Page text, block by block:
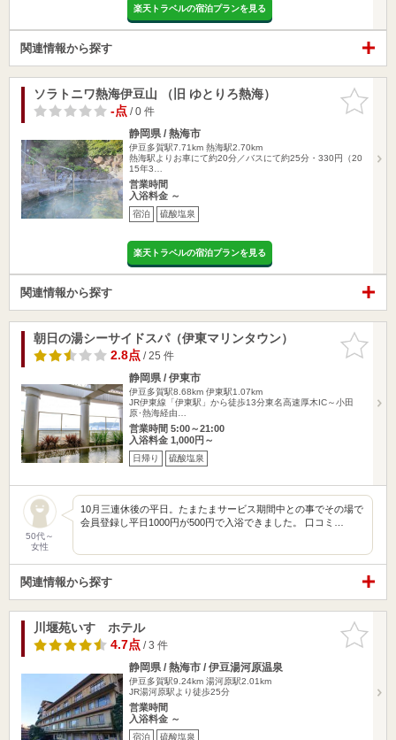
楽天トラベルの宿泊プランを見る
関連情報から探す
お気に入
りに追加
ソラトニワ熱海伊豆山 （旧 ゆとりろ熱海）
-点/ 0 件
静岡県 / 熱海市
伊豆多賀駅7.71km 熱海駅2.70km
熱海駅よりお車にて約20分／バスにて約25分・330円（20
15年3…
営業時間
入浴料金 ～
宿泊 硫酸塩泉
楽天トラベルの宿泊プランを見る
関連情報から探す
お気に入
りに追加
朝日の湯シーサイドスパ（伊東マリンタウン）
2.8点/ 25 件
静岡県 / 伊東市
伊豆多賀駅8.68km 伊東駅1.07km
JR伊東線「伊東駅」から徒歩13分東名高速厚木IC～小田
原･熱海経由…
営業時間 5:00～21:00
入浴料金 1,000円～
日帰り 硫酸塩泉
50代～
女性
10月三連休後の平日。たまたまサービス期間中との事でその場で
会員登録し平日1000円が500円で入浴できました。 口コミ…
関連情報から探す
お気に入
りに追加
川堰苑いすゞホテル
4.7点/ 3 件
静岡県 / 熱海市 / 伊豆湯河原温泉
伊豆多賀駅9.24km 湯河原駅2.01km
JR湯河原駅より徒歩25分
営業時間
入浴料金 ～
宿泊 硫酸塩泉